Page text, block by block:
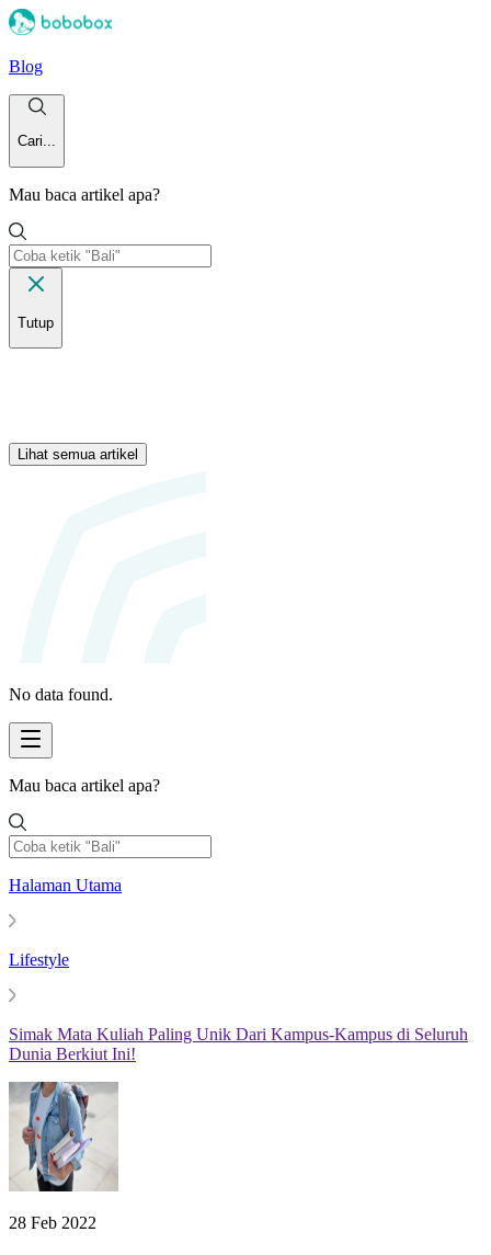
Blog
Cari...
Mau baca artikel apa?
Tutup
Lihat semua artikel
No data found.
Mau baca artikel apa?
Halaman Utama
Lifestyle
Simak Mata Kuliah Paling Unik Dari Kampus-Kampus di Seluruh
Dunia Berkiut Ini!
28 Feb 2022